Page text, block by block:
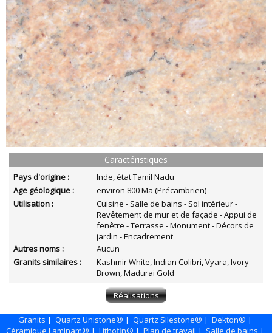
Caractéristiques
Pays d'origine :
Inde, état Tamil Nadu
Age géologique :
environ 800 Ma (Précambrien)
Utilisation :
Cuisine - Salle de bains - Sol intérieur -
Revêtement de mur et de façade - Appui de
fenêtre - Terrasse - Monument - Décors de
jardin - Encadrement
Autres noms :
Aucun
Granits similaires :
Kashmir White, Indian Colibri, Vyara, Ivory
Brown, Madurai Gold
Granits | Quartz Unistone® | Quartz Silestone® | Dekton® |
Céramique Laminam® | Lithofin® | Plan de travail | Salle de bains |